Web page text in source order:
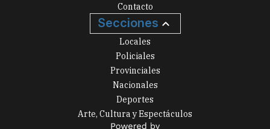
Contacto
Secciones
Locales
Policiales
Provinciales
Nacionales
Deportes
Arte, Cultura y Espectáculos